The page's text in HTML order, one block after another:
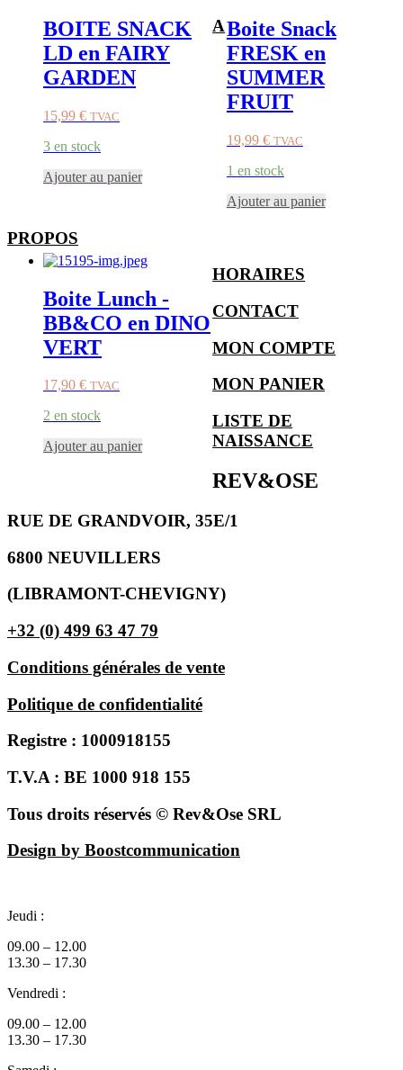
BOITE SNACK
LD en FAIRY
GARDEN
15,99 € TVAC
3 en stock
Ajouter au panier
Boite Snack
FRESK en
SUMMER
FRUIT
19,99 € TVAC
1 en stock
Ajouter au panier
Boite Lunch -
BB&CO en DINO
VERT
17,90 € TVAC
2 en stock
Ajouter au panier
A
PROPOS
HORAIRES
CONTACT
MON COMPTE
MON PANIER
LISTE DE
NAISSANCE
REV&OSE
RUE DE GRANDVOIR, 35E/1
6800 NEUVILLERS
(LIBRAMONT-CHEVIGNY)
+32 (0) 499 63 47 79
Conditions générales de vente
Politique de confidentialité
Registre : 1000918155
T.V.A : BE 1000 918 155
Tous droits réservés © Rev&Ose SRL
Design by Boostcommunication
Jeudi :
09.00 – 12.00
13.30 – 17.30
Vendredi :
09.00 – 12.00
13.30 – 17.30